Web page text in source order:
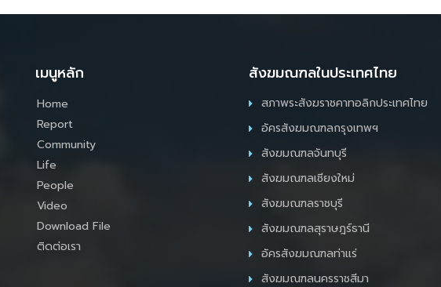
เมนูหลัก
Home
Report
Community
Life
People
Video
Download File
ติดต่อเรา
สังฆมณฑลในประเทศไทย
สภาพระสังฆราชคาทอลิกประเทศไทย
อัครสังฆมณฑลกรุงเทพฯ
สังฆมณฑลจันทบุรี
สังฆมณฑลเชียงใหม่
สังฆมณฑลราชบุรี
สังฆมณฑลสุราษฎร์ธานี
อัครสังฆมณฑลท่าแร่
สังฆมณฑลนครราชสีมา